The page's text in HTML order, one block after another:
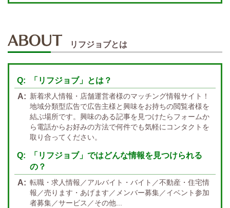
かけもちOK 給与保証あり
週1日～OK
指名バック率高め 週1・月1～OK
託児所紹介あり 初心者歓迎
資格者優遇
宿泊・送迎あり 50代以上歓迎
経験者優遇
経験者歓迎 未経験者あり
静岡
関西 エリア
九州・沖縄 エリア
大分 福岡 佐賀 長崎 宮崎 熊本 鹿児島 沖縄
中四国 エリア
岡山 鳥取 広島 島根
リフジョブとは
「リフジョブ」とは？
新着求人情報・店舗運営者様のマッチング情報サイト！
地域分類型広告で広告主様と興味をお持ちの閲覧者様を
結ぶ場所です。興味のある記事を見つけたらフォームか
ら電話からお好みの方法で何件でも気軽にコンタクトを
取り合ってください。
「リフジョブ」ではどんな情報を見つけられる
の？
転職・求人情報／アルバイト・バイト／不動産・住宅情
報／売ります・あげます／メンバー募集／イベント参加
者募集／サービス／その他...